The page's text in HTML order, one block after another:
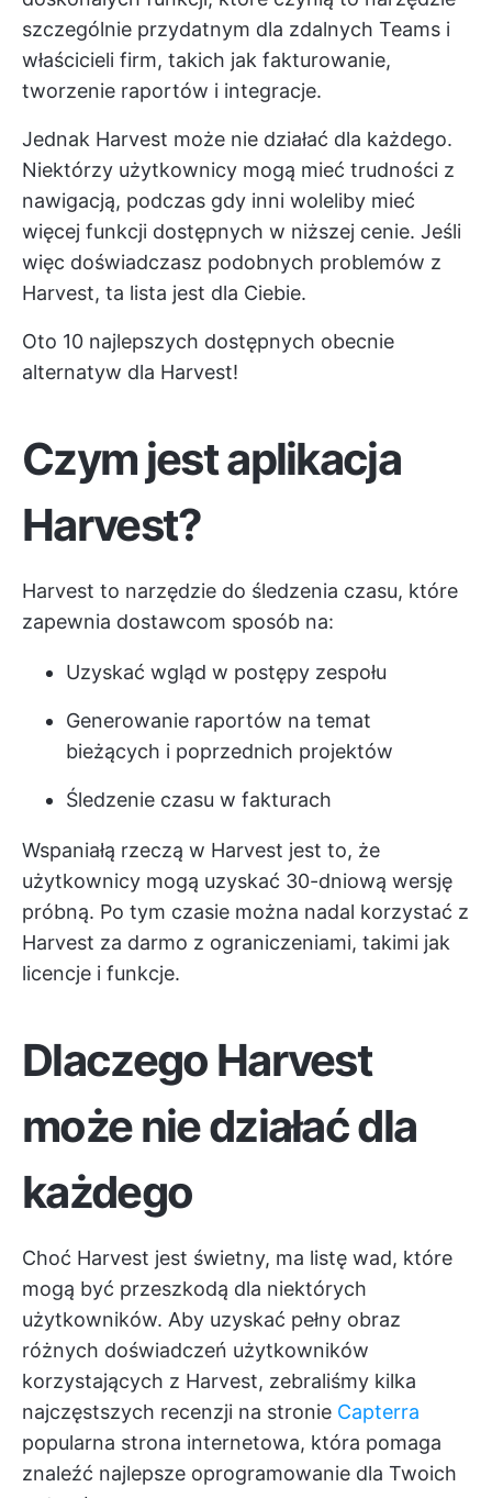
szczególnie przydatnym dla zdalnych Teams i
właścicieli firm, takich jak fakturowanie,
tworzenie raportów i integracje.
Jednak Harvest może nie działać dla każdego.
Niektórzy użytkownicy mogą mieć trudności z
nawigacją, podczas gdy inni woleliby mieć
więcej funkcji dostępnych w niższej cenie. Jeśli
więc doświadczasz podobnych problemów z
Harvest, ta lista jest dla Ciebie.
Oto 10 najlepszych dostępnych obecnie
alternatyw dla Harvest!
Czym jest aplikacja
Harvest?
Harvest to narzędzie do śledzenia czasu, które
zapewnia dostawcom sposób na:
Uzyskać wgląd w postępy zespołu
Generowanie raportów na temat
bieżących i poprzednich projektów
Śledzenie czasu w fakturach
Wspaniałą rzeczą w Harvest jest to, że
użytkownicy mogą uzyskać 30-dniową wersję
próbną. Po tym czasie można nadal korzystać z
Harvest za darmo z ograniczeniami, takimi jak
licencje i funkcje.
Dlaczego Harvest
może nie działać dla
każdego
Choć Harvest jest świetny, ma listę wad, które
mogą być przeszkodą dla niektórych
użytkowników. Aby uzyskać pełny obraz
różnych doświadczeń użytkowników
korzystających z Harvest, zebraliśmy kilka
najczęstszych recenzji na stronie Capterra
popularna strona internetowa, która pomaga
znaleźć najlepsze oprogramowanie dla Twoich